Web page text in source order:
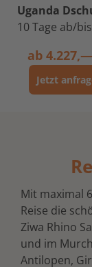
Uganda
10 Tage ab/
ab
Jetzt
Mit maximal
Reise die
Ziwa Rhino
und im
Antilopen,